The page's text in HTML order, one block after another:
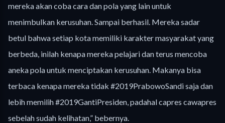
mereka akan coba cara dan pola yang lain untuk
menimbulkan kerusuhan. Sampai berhasil. Mereka sadar
betul bahwa setiap kota memiliki karakter masyarakat yang
berbeda, inilah kenapa mereka pelajari dan terus mencoba
aneka pola untuk menciptakan kerusuhan. Makanya bisa
terbaca kenapa mereka tidak #2019PrabowoSandi saja dan
lebih memilih #2019GantiPresiden, padahal capres cawapres
sebelah sudah kelihatan,” bebernya.